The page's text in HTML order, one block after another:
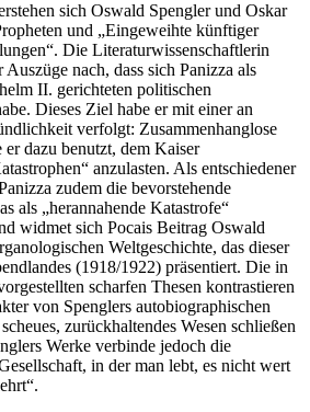
sich Oswald Spengler und Oskar
und „Eingeweihte künftiger
Die Literaturwissenschaftlerin
nach, dass sich Panizza als
II. gerichteten politischen
Dieses Ziel habe er mit einer an
verfolgt: Zusammenhanglose
dazu benutzt, dem Kaiser
anzulasten. Als entschiedener
zudem die bevorstehende
als „herannahende Katastrofe“
widmet sich Pocais Beitrag Oswald
Weltgeschichte, das dieser
(1918/1922) präsentiert. Die in
scharfen Thesen kontrastieren
von Spenglers autobiographischen
zurückhaltendes Wesen schließen
Werke verbinde jedoch die
in der man lebt, es nicht wert